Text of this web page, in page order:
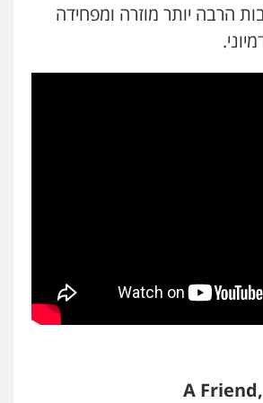
הרבה יותר מוזרה ומפחידה
A